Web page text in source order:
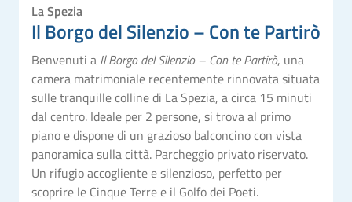
La Spezia
Il Borgo del Silenzio – Con te Partirò
Benvenuti a Il Borgo del Silenzio – Con te Partirò, una
camera matrimoniale recentemente rinnovata situata
sulle tranquille colline di La Spezia, a circa 15 minuti
dal centro. Ideale per 2 persone, si trova al primo
piano e dispone di un grazioso balconcino con vista
panoramica sulla città. Parcheggio privato riservato.
Un rifugio accogliente e silenzioso, perfetto per
scoprire le Cinque Terre e il Golfo dei Poeti.